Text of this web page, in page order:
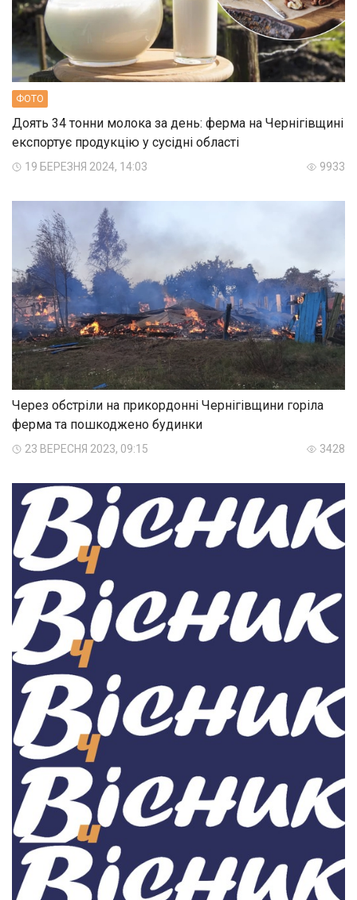
ФОТО
Доять 34 тонни молока за день: ферма на Чернігівщині
експортує продукцію у сусідні області
19 БЕРЕЗНЯ 2024, 14:03 9933
Через обстріли на прикордонні Чернігівщини горіла
ферма та пошкоджено будинки
23 ВЕРЕСНЯ 2023, 09:15 3428